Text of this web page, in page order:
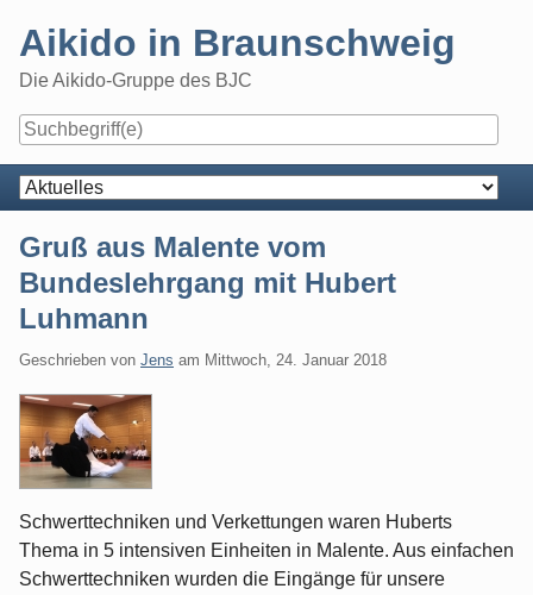
content
Aikido in Braunschweig
Die Aikido-Gruppe des BJC
Navigation
Gruß aus Malente vom
Bundeslehrgang mit Hubert
Luhmann
Geschrieben von Jens am Mittwoch, 24. Januar 2018
Schwerttechniken und Verkettungen waren Huberts
Thema in 5 intensiven Einheiten in Malente. Aus einfachen
Schwerttechniken wurden die Eingänge für unsere